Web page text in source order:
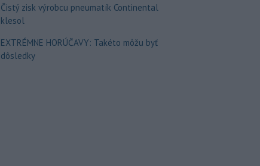
Čistý zisk výrobcu pneumatík Continental
klesol
EXTRÉMNE HORÚČAVY: Takéto môžu byť
dôsledky